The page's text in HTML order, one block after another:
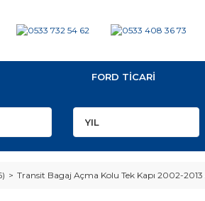
FORD TİCARİ
Transit Bagaj Açma Kolu Tek Kapı 2002-